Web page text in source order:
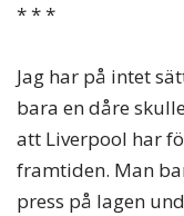
* * *
Jag har på intet
bara en dåre
att Liverpool har
framtiden. Man
press på lagen